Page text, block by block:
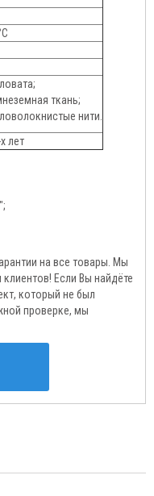
ткань;
нити.
лет
на все товары. Мы
Если Вы найдёте
который не был
проверке, мы